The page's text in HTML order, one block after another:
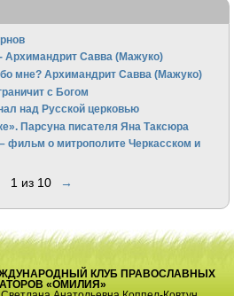
Архимандрит Савва (Мажуко)
мне? Архимандрит Савва (Мажуко)
с Богом
над Русской церковью
Парсуна писателя Яна Таксюра
о митрополите Черкасском и
1 из 10 →
КЛУБ ПРАВОСЛАВНЫХ
«ОМИЛИЯ»